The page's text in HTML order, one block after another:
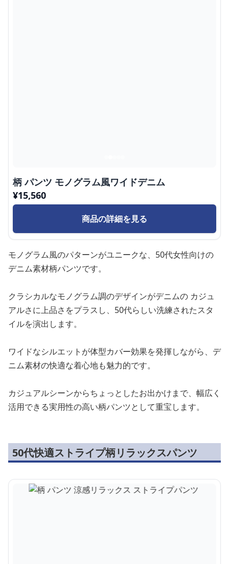
柄 パンツ モノグラム風ワイドデニム
¥15,560
商品の詳細を見る
モノグラム風のパターンがユニークな、50代女性向けの
デニム素材柄パンツです。
クラシカルなモノグラム調のデザインがデニムの カジュ
アルさに上品さをプラスし、50代らしい洗練されたスタ
イルを演出します。
ワイドなシルエットが体型カバー効果を発揮しながら、デ
ニム素材の快適な着心地も魅力的です。
カジュアルシーンからちょっとしたお出かけまで、幅広く
活用できる実用性の高い柄パンツとして重宝します。
50代快適ストライプ柄リラックスパンツ